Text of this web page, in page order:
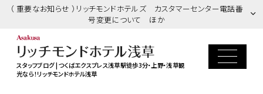
（ 重要なお知らせ ）リッチモンドホテルズ カスタマーセンター電話番
号変更について ほか
スタッフブログ | つくばエクスプレス浅草駅徒歩3分・上野・浅草観
光なら！リッチモンドホテル浅草